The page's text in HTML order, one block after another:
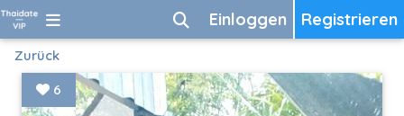
Registrieren
Einloggen
Zurück
6